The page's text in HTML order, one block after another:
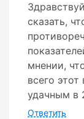
сказать,
мнении,
всего
удачным в
Ответить